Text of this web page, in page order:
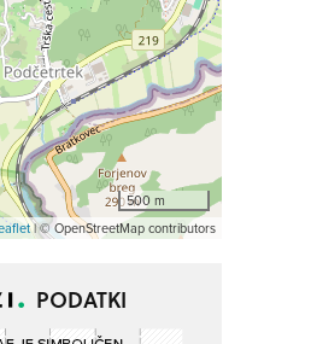
500 m
| © OpenStreetMap contributors
PODATKI